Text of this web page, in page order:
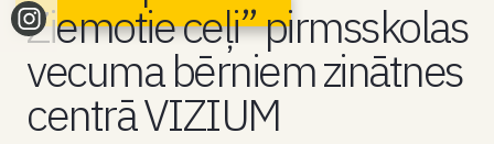
Ziemotie ceļi” pirmsskolas
vecuma bērniem zinātnes
centrā VIZIUM